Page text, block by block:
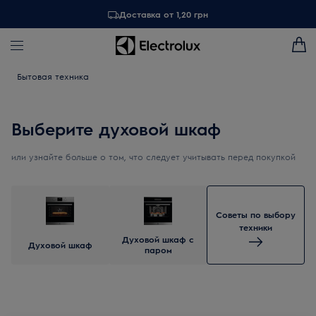
Доставка от 1,20 грн
Бытовая техника
Выберите духовой шкаф
или узнайте больше о том, что следует учитывать перед покупкой
Духовой шкаф
Духовой шкаф с
паром
Советы по выбору
техники